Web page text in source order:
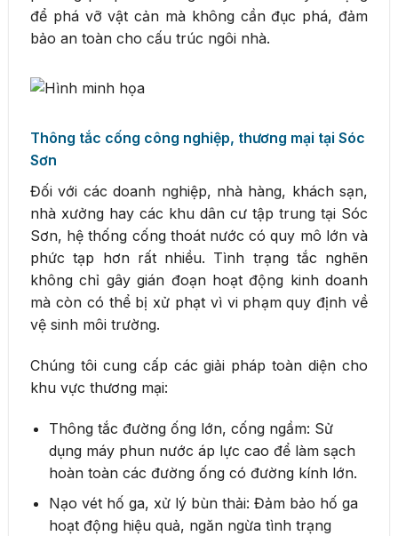
để phá vỡ vật cản mà không cần đục phá, đảm
bảo an toàn cho cấu trúc ngôi nhà.
Thông tắc cống công nghiệp, thương mại tại Sóc
Sơn
Đối với các doanh nghiệp, nhà hàng, khách sạn,
nhà xưởng hay các khu dân cư tập trung tại Sóc
Sơn, hệ thống cống thoát nước có quy mô lớn và
phức tạp hơn rất nhiều. Tình trạng tắc nghẽn
không chỉ gây gián đoạn hoạt động kinh doanh
mà còn có thể bị xử phạt vì vi phạm quy định về
vệ sinh môi trường.
Chúng tôi cung cấp các giải pháp toàn diện cho
khu vực thương mại:
Thông tắc đường ống lớn, cống ngầm: Sử
dụng máy phun nước áp lực cao để làm sạch
hoàn toàn các đường ống có đường kính lớn.
Nạo vét hố ga, xử lý bùn thải: Đảm bảo hố ga
hoạt động hiệu quả, ngăn ngừa tình trạng